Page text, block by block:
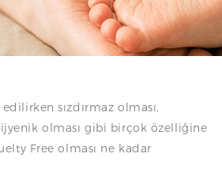
sızdırmaz olması,
olması gibi birçok özelliğine
Free olması ne kadar